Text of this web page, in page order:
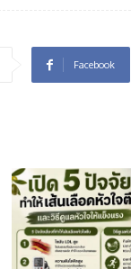
Facebook